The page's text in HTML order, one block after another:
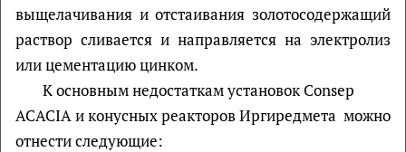
выщелачивания и отстаивания золотосодержащий
раствор сливается и направляется на электролиз
или цементацию цинком.
К основным недостаткам установок Consep
ACACIA и конусных реакторов Иргиредмета можно
отнести следующие: